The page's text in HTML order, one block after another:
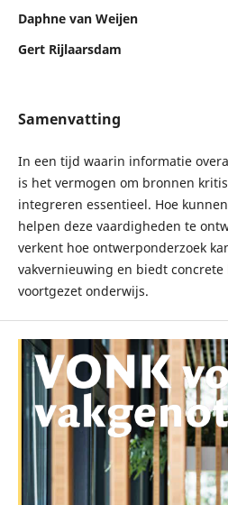
Daphne van Weijen
Gert Rijlaarsdam
Samenvatting
In een tijd waarin informatie
is het vermogen om bronnen
integreren essentieel. Hoe
helpen deze vaardigheden te
verkent hoe ontwerponderzoek
vakvernieuwing en biedt concrete
voortgezet onderwijs.